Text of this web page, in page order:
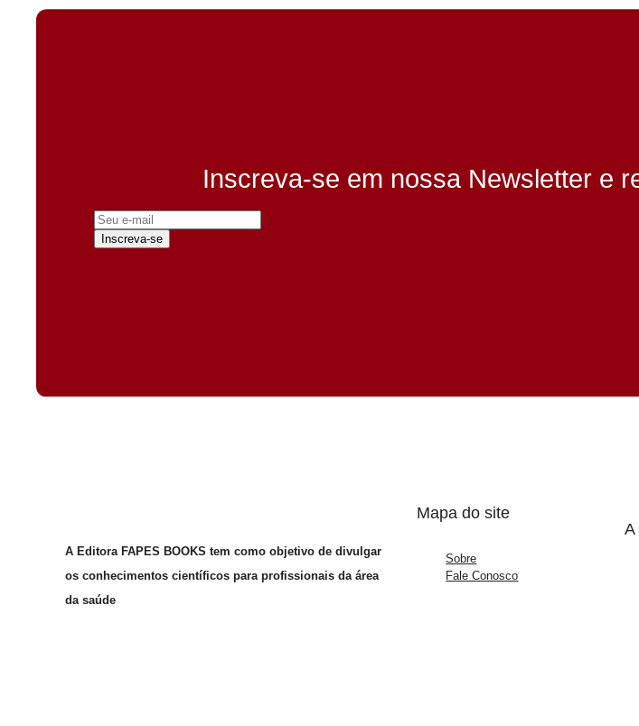
Inscreva-se em nossa Newsletter e
Inscreva-se
A Editora FAPES BOOKS tem como objetivo de divulgar
os conhecimentos científicos para profissionais da área
da saúde
Mapa do site
Sobre
Fale Conosco
A